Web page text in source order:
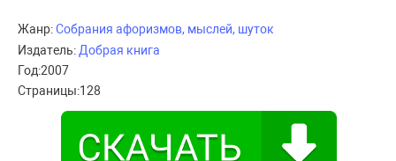
Жанр:Собрания афоризмов, мыслей, шуток
Издатель:Добрая книга
Год:2007
Страницы:128